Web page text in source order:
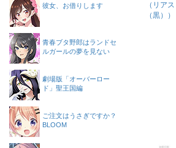
（リア
（黒））
彼女、お借りします
青春ブタ野郎はランドセ
ルガールの夢を見ない
劇場版「オーバーロー
ド」聖王国編
ご注文はうさぎですか？
BLOOM